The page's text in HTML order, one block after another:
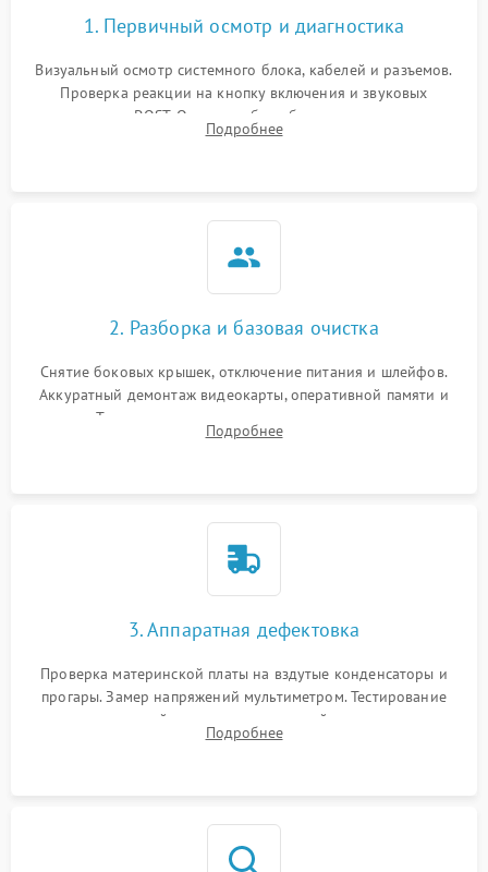
Ошибки в работе
оперативной памяти
1500 ₽ Подробнее →
Не распознается USB-порт 1300 ₽ Подробнее →
1. Первичный осмотр и диагностика
Визуальный осмотр системного блока, кабелей и разъемов.
Проверка реакции на кнопку включения и звуковых
сигналов POST. Оценка работы блока питания для
локализации базовых неисправностей без полного разбора.
Подробнее
2. Разборка и базовая очистка
Снятие боковых крышек, отключение питания и шлейфов.
Аккуратный демонтаж видеокарты, оперативной памяти и
кулеров. Тщательная очистка корпуса и радиаторов от пыли
с помощью сжатого воздуха для предотвращения
Подробнее
3. Аппаратная дефектовка
Проверка материнской платы на вздутые конденсаторы и
прогары. Замер напряжений мультиметром. Тестирование
оперативной памяти и накопителей с помощью
диагностического ПО для выявления сбойных секторов и
Подробнее